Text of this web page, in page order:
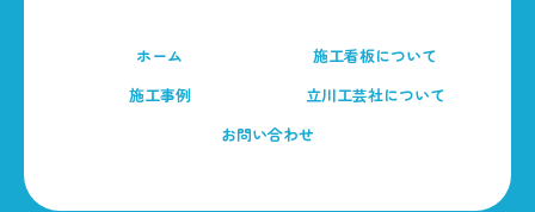
ホーム
施工看板について
施工事例
立川工芸社について
お問い合わせ